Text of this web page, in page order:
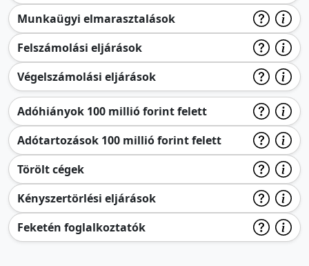
Munkaügyi elmarasztalások
Felszámolási eljárások
Végelszámolási eljárások
Adóhiányok 100 millió forint felett
Adótartozások 100 millió forint felett
Törölt cégek
Kényszertörlési eljárások
Feketén foglalkoztatók